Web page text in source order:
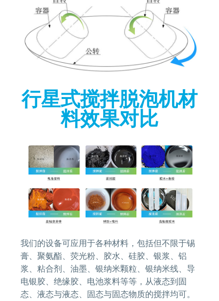
行星式搅拌脱泡机材
料效果对比
我们的设备可应用于各种材料，包括但不限于锡
膏、聚氨酯、荧光粉、胶水、硅胶、银浆、铝
浆、粘合剂、油墨、银纳米颗粒、银纳米线、导
电银胶、绝缘胶、电池浆料等等，从液态到固
态、液态与液态、固态与固态物质的搅拌均可。